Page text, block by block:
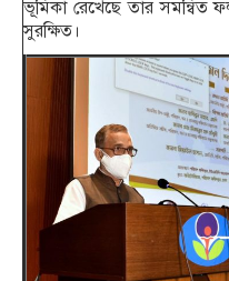
ভূমিকা রেখেছে তার
সুরক্ষিত।